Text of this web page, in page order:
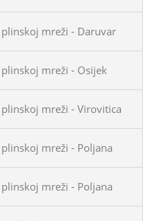
mreži - Daruvar
mreži - Osijek
mreži - Virovitica
mreži - Poljana
mreži - Poljana